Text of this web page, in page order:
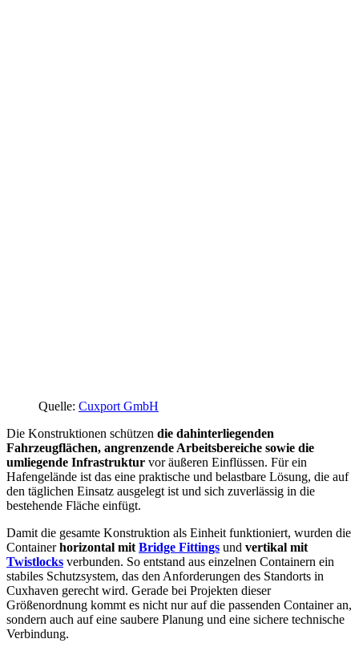
Quelle: Cuxport GmbH
Die Konstruktionen schützen die dahinterliegenden
Fahrzeugflächen, angrenzende Arbeitsbereiche sowie die
umliegende Infrastruktur vor äußeren Einflüssen. Für ein
Hafengelände ist das eine praktische und belastbare Lösung, die auf
den täglichen Einsatz ausgelegt ist und sich zuverlässig in die
bestehende Fläche einfügt.
Damit die gesamte Konstruktion als Einheit funktioniert, wurden die
Containerhorizontal mit Bridge Fittings und vertikal mit
Twistlocks verbunden. So entstand aus einzelnen Containern ein
stabiles Schutzsystem, das den Anforderungen des Standorts in
Cuxhaven gerecht wird. Gerade bei Projekten dieser
Größenordnung kommt es nicht nur auf die passenden Container an,
sondern auch auf eine saubere Planung und eine sichere technische
Verbindung.